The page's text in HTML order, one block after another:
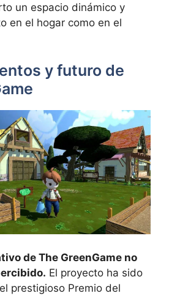
un espacio dinámico y
en el hogar como en el
y futuro de
de The GreenGame no
El proyecto ha sido
prestigioso Premio del